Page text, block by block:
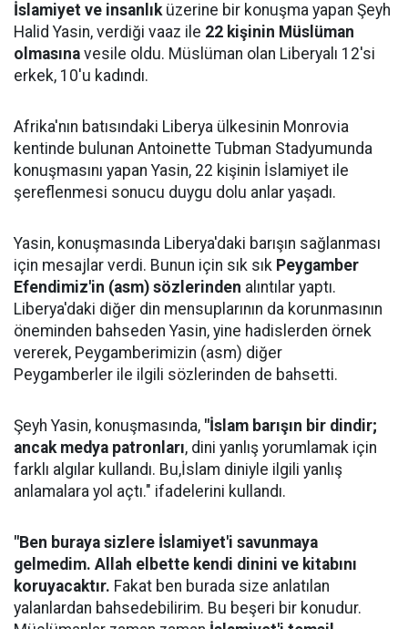
İslamiyet ve insanlıküzerine bir konuşma yapan Şeyh
Halid Yasin, verdiği vaaz ile 22 kişinin Müslüman
olmasına vesile oldu. Müslüman olan Liberyalı 12'si
erkek, 10'u kadındı.
Afrika'nın batısındaki Liberya ülkesinin Monrovia
kentinde bulunan Antoinette Tubman Stadyumunda
konuşmasını yapan Yasin, 22 kişinin İslamiyet ile
şereflenmesi sonucu duygu dolu anlar yaşadı.
Yasin, konuşmasında Liberya'daki barışın sağlanması
için mesajlar verdi. Bunun için sık sık Peygamber
Efendimiz'in (asm) sözlerinden alıntılar yaptı.
Liberya'daki diğer din mensuplarının da korunmasının
öneminden bahseden Yasin, yine hadislerden örnek
vererek, Peygamberimizin (asm) diğer
Peygamberler ile ilgili sözlerinden de bahsetti.
Şeyh Yasin, konuşmasında, "İslam barışın bir dindir;
ancak medya patronları, dini yanlış yorumlamak için
farklı algılar kullandı. Bu,İslam diniyle ilgili yanlış
anlamalara yol açtı." ifadelerini kullandı.
"Ben buraya sizlere İslamiyet'i savunmaya
gelmedim. Allah elbette kendi dinini ve kitabını
koruyacaktır. Fakat ben burada size anlatılan
yalanlardan bahsedebilirim. Bu beşeri bir konudur.